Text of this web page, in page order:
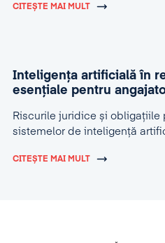
CITEȘTE MAI MULT
Inteligența artificială în
esențiale pentru
Riscurile juridice și obligațiile
sistemelor de inteligență
CITEȘTE MAI MULT